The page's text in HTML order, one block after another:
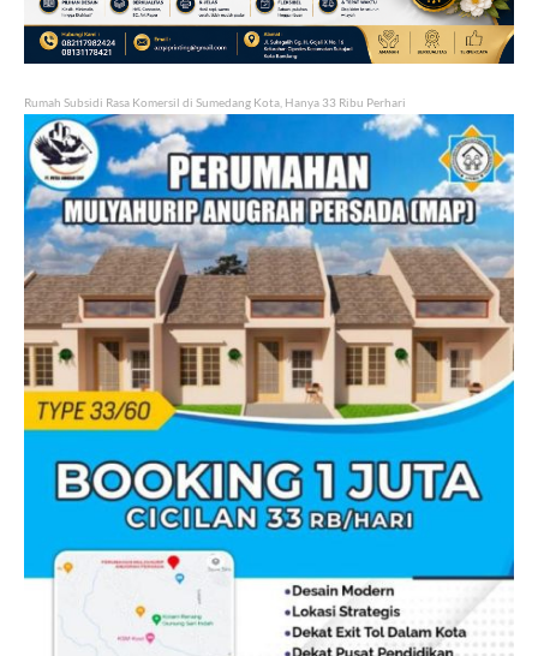
Rumah Subsidi Rasa Komersil di Sumedang Kota, Hanya 33 Ribu Perhari